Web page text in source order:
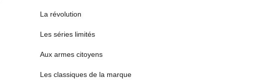
La révolution
Les séries limités
Aux armes citoyens
Les classiques de la marque